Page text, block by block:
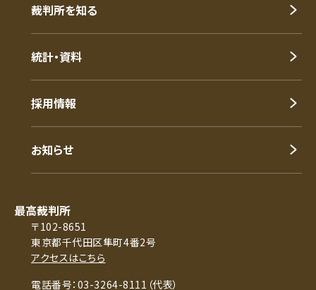
裁判所を知る
統計・資料
採用情報
お知らせ
最高裁判所
〒102-8651
東京都千代田区隼町4番2号
アクセスはこちら
電話番号：03-3264-8111（代表）